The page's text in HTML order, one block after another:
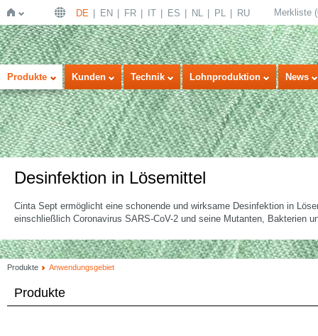
Startseite
DE EN FR IT ES NL PL RU Merkliste (
Produkte Kunden Technik Lohnproduktion News
Desinfektion in Lösemittel
Cinta Sept ermöglicht eine schonende und wirksame Desinfektion in
einschließlich Coronavirus SARS-CoV-2 und seine Mutanten, Bakterien
Produkte Anwendungsgebiet
Produkte